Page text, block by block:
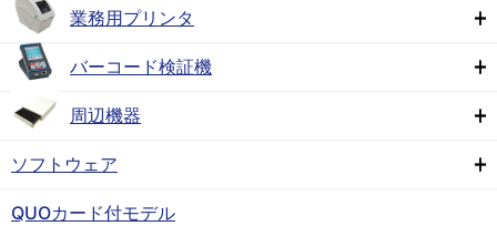
業務用プリンタ
バーコード検証機
周辺機器
ソフトウェア
QUOカード付モデル